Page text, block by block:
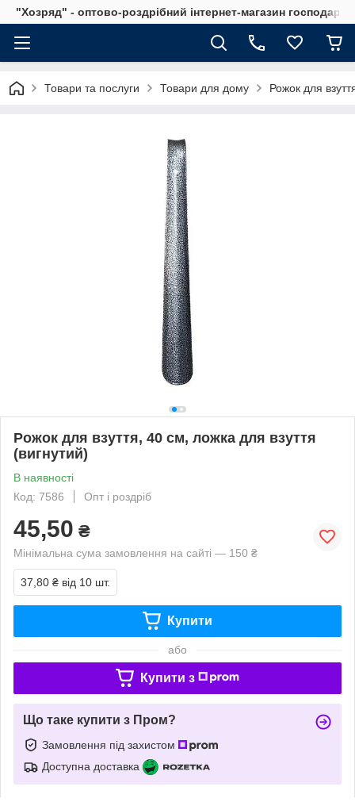
"Хозряд" - оптово-роздрібний інтернет-магазин
Товари та послуги Товари для дому Рожок для
Рожок для взуття, 40 см, ложка для взуття
(вигнутий)
В наявності
Код: 7586
Опт і роздріб
45,50 ₴
Мінімальна сума замовлення на сайті — 150 ₴
37,80 ₴ від 10 шт.
Купити
або
Купити з
Що таке купити з Пром?
Замовлення під захистом
Доступна доставка